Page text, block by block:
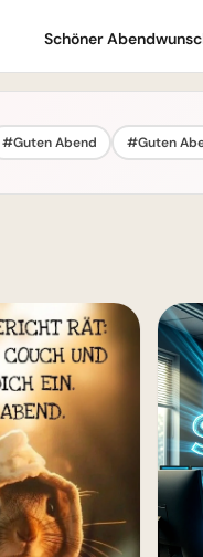
Schöner
#Guten Abend #Guten